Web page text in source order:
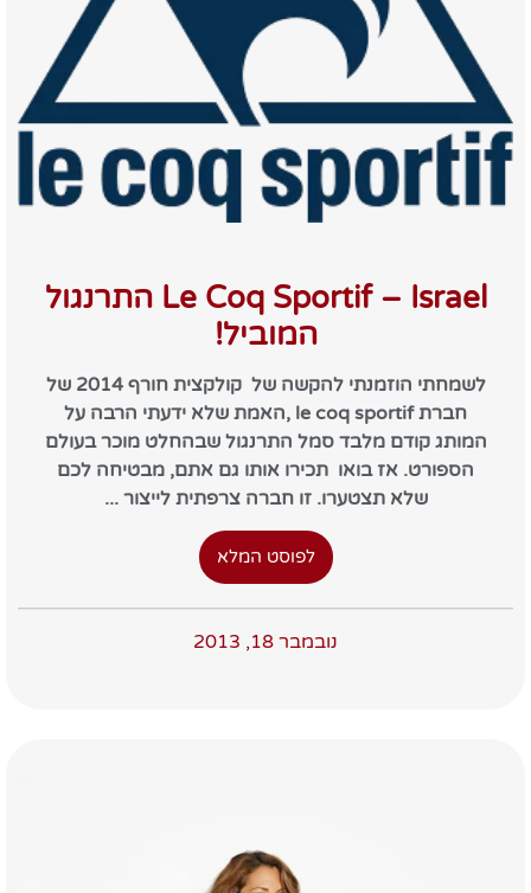
Le Coq Sportif – Israel התרנגול
המוביל!
לשמחתי הוזמנתי להקשה של קולקצית חורף 2014 של
חברת le coq sportif ,האמת שלא ידעתי הרבה על
המותג קודם מלבד סמל התרנגול שבהחלט מוכר בעולם
הספורט. אז בואו תכירו אותו גם אתם, מבטיחה לכם
שלא תצטערו. זו חברה צרפתית לייצור ...
לפוסט המלא
נובמבר 18, 2013